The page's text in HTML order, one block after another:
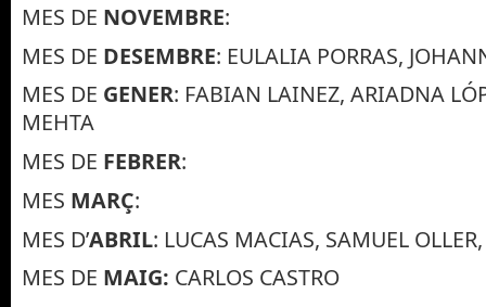
MES DE NOVEMBRE:
MES DE DESEMBRE: EULALIA PORRAS,
MES DE GENER: FABIAN LAINEZ, ARIADNA
MEHTA
MES DE FEBRER:
MES MARÇ:
MES D’ABRIL: LUCAS MACIAS, SAMUEL
MES DE MAIG: CARLOS CASTRO